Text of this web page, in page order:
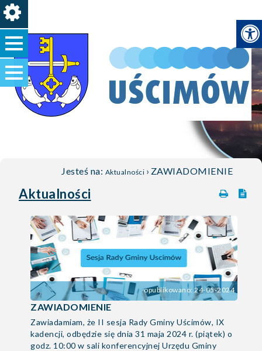
Jesteś na: Aktualności › ZAWIADOMIENIE
Aktualności
opublikowano: 24-05-2024
ZAWIADOMIENIE
Zawiadamiam, że II sesja Rady Gminy Uścimów, IX
kadencji, odbędzie się dnia 31 maja 2024 r. (piątek) o
godz. 10:00 w sali konferencyjnej Urzędu Gminy